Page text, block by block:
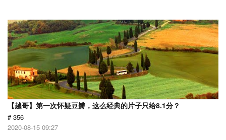
【越哥】第一次怀疑豆瓣，这么经典的片子只给8.1分？
# 356
2020-08-15 09:27